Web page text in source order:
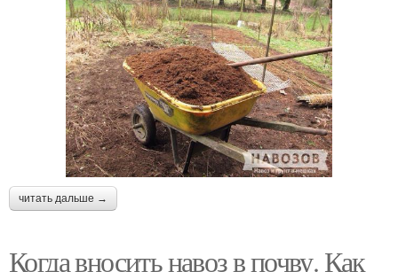
читать дальше →
Когда вносить навоз в почву. Как